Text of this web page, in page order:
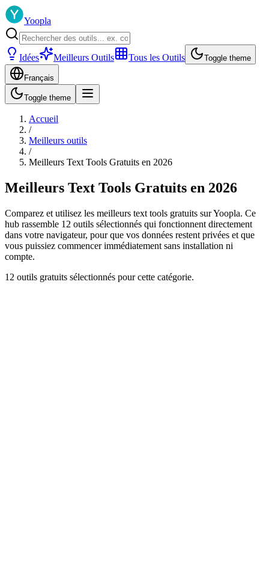
Yoopla
Idées Meilleurs Outils Tous les Outils Toggle theme
Français
Toggle theme
Accueil
/
Meilleurs outils
/
Meilleurs Text Tools Gratuits en 2026
Meilleurs Text Tools Gratuits en 2026
Comparez et utilisez les meilleurs text tools gratuits sur Yoopla. Ce
hub rassemble 12 outils sélectionnés qui fonctionnent directement
dans votre navigateur, pour que vos données restent privées et que
vous puissiez commencer immédiatement sans installation ni
compte.
12 outils gratuits sélectionnés pour cette catégorie.